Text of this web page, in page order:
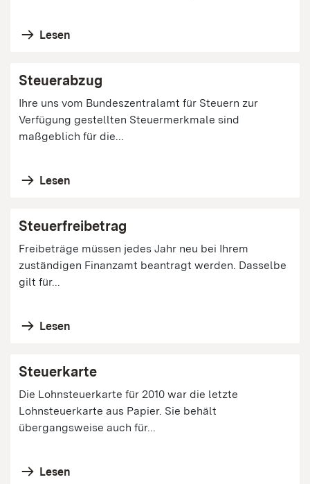
Lesen
Steuerabzug
Ihre uns vom Bundeszentralamt für Steuern zur
Verfügung gestellten Steuermerkmale sind
maßgeblich für die...
Lesen
Steuerfreibetrag
Freibeträge müssen jedes Jahr neu bei Ihrem
zuständigen Finanzamt beantragt werden. Dasselbe
gilt für...
Lesen
Steuerkarte
Die Lohnsteuerkarte für 2010 war die letzte
Lohnsteuerkarte aus Papier. Sie behält
übergangsweise auch für...
Lesen